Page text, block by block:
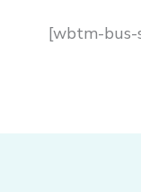
[wbtm-bus-